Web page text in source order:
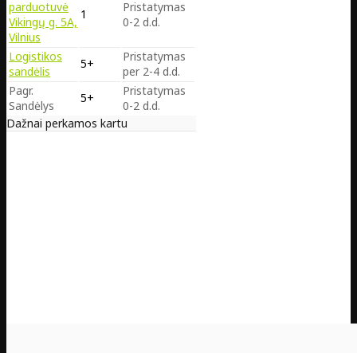
parduotuvė
Vikingų g. 5A,
Vilnius
1
Pristatymas
0-2 d.d.
Logistikos
sandėlis
5+
Pristatymas
per 2-4 d.d.
Pagr.
Sandėlys
5+
Pristatymas
0-2 d.d.
Dažnai perkamos kartu